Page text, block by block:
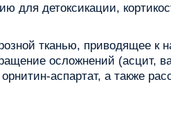
для детоксикации,
тканью, приводящее к
осложнений (асцит,
аспартат, а также